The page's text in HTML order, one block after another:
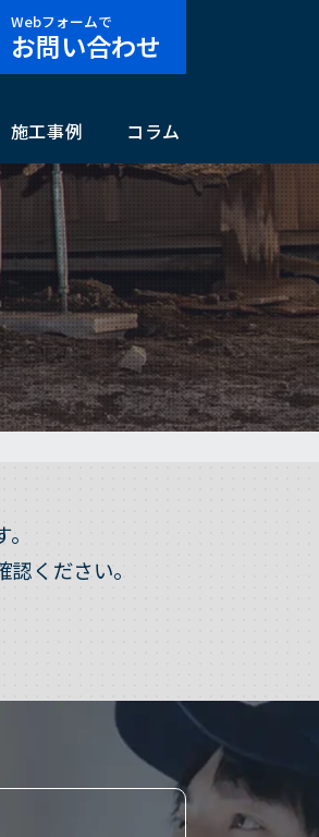
施工事例 コラム
Webフォームで
お問い合わせ
ください。